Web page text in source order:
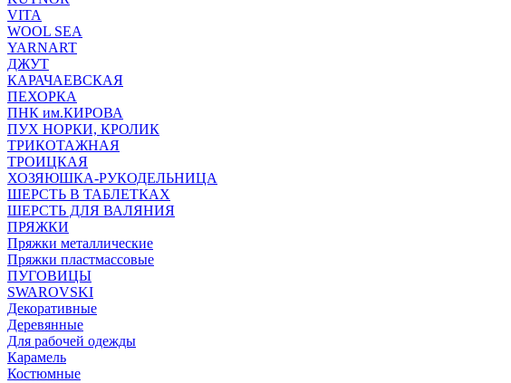
VITA
WOOL SEA
YARNART
ДЖУТ
КАРАЧАЕВСКАЯ
ПЕХОРКА
ПНК им.КИРОВА
ПУХ НОРКИ, КРОЛИК
ТРИКОТАЖНАЯ
ТРОИЦКАЯ
ХОЗЯЮШКА-РУКОДЕЛЬНИЦА
ШЕРСТЬ В ТАБЛЕТКАХ
ШЕРСТЬ ДЛЯ ВАЛЯНИЯ
ПРЯЖКИ
Пряжки металлические
Пряжки пластмассовые
ПУГОВИЦЫ
SWAROVSKI
Декоративные
Деревянные
Для рабочей одежды
Карамель
Костюмные